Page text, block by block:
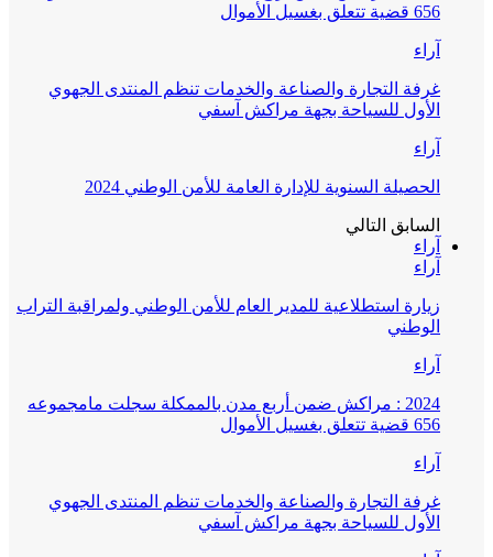
656 قضية تتعلق بغسيل الأموال
آراء
غرفة التجارة والصناعة والخدمات تنظم المنتدى الجهوي
الأول للسياحة بجهة مراكش آسفي
آراء
الحصيلة السنوية للإدارة العامة للأمن الوطني 2024
السابق التالي
آراء
آراء
زيارة استطلاعية للمدير العام للأمن الوطني ولمراقبة التراب
الوطني
آراء
2024 : مراكش ضمن أربع مدن بالممكلة سجلت مامجموعه
656 قضية تتعلق بغسيل الأموال
آراء
غرفة التجارة والصناعة والخدمات تنظم المنتدى الجهوي
الأول للسياحة بجهة مراكش آسفي